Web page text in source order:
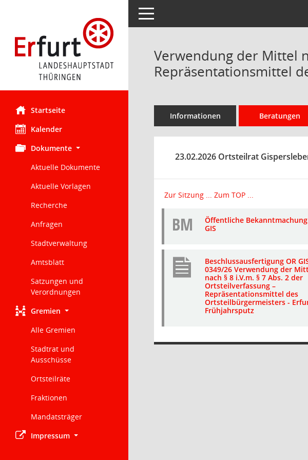
Startseite
Kalender
Dokumente
Aktuelle Dokumente
Aktuelle Vorlagen
Recherche
Anfragen
Stadtverwaltung
Amtsblatt
Satzungen und
Verordnungen
Gremien
Alle Gremien
Stadtrat und
Ausschüsse
Ortsteilräte
Fraktionen
Mandatsträger
Impressum
Toggle navigation
Verwendung der Mittel
Repräsentationsmittel
Informationen Beratungen
23.02.2026 Ortsteilrat
Zur Sitzung ... Zum TOP ...
BM
Öffentliche Bekanntmachung
GIS
Beschlussausfertigung OR
0349/26 Verwendung der
nach § 8 i.V.m. § 7 Abs. 2 der
Ortsteilverfassung –
Repräsentationsmittel des
Ortsteilbürgermeisters -
Frühjahrsputz